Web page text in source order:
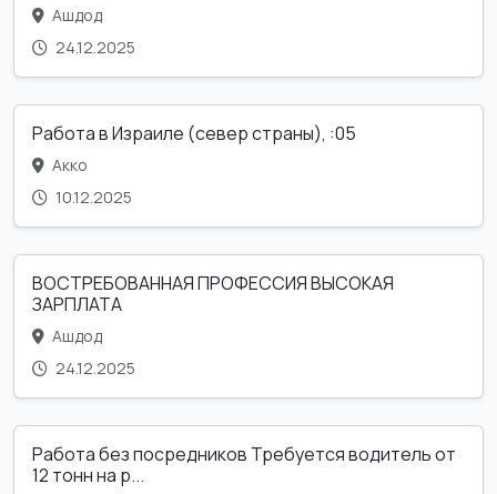
Ашдод
24.12.2025
Работа в Израиле (север страны), :05
Акко
10.12.2025
ВОСТРЕБОВАННАЯ ПРОФЕССИЯ ВЫСОКАЯ
ЗАРПЛАТА
Ашдод
24.12.2025
Работа без посредников Требуется водитель от
12 тонн на р...